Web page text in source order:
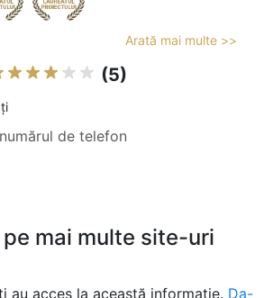
Arată mai multe >>
(5)
de telefon
mai multe site-uri
au acces la această informație. Da-